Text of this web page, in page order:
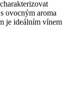
ovocným aroma
je ideálním vínem